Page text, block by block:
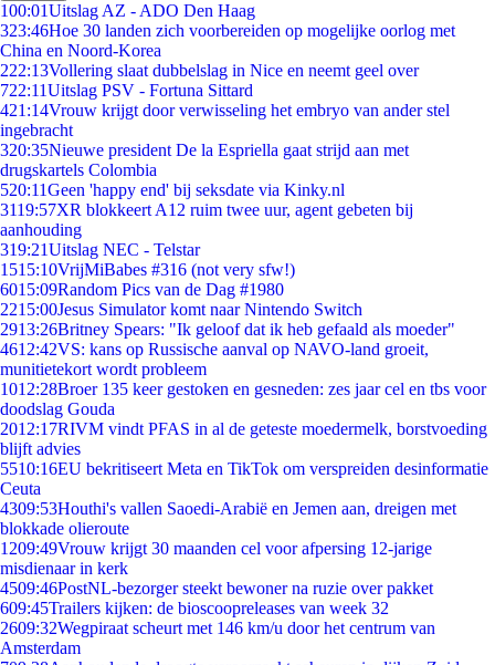
100:01Uitslag AZ - ADO Den Haag
323:46Hoe 30 landen zich voorbereiden op mogelijke oorlog met
China en Noord-Korea
222:13Vollering slaat dubbelslag in Nice en neemt geel over
722:11Uitslag PSV - Fortuna Sittard
421:14Vrouw krijgt door verwisseling het embryo van ander stel
ingebracht
320:35Nieuwe president De la Espriella gaat strijd aan met
drugskartels Colombia
520:11Geen 'happy end' bij seksdate via Kinky.nl
3119:57XR blokkeert A12 ruim twee uur, agent gebeten bij
aanhouding
319:21Uitslag NEC - Telstar
1515:10VrijMiBabes #316 (not very sfw!)
6015:09Random Pics van de Dag #1980
2215:00Jesus Simulator komt naar Nintendo Switch
2913:26Britney Spears: "Ik geloof dat ik heb gefaald als moeder"
4612:42VS: kans op Russische aanval op NAVO-land groeit,
munitietekort wordt probleem
1012:28Broer 135 keer gestoken en gesneden: zes jaar cel en tbs voor
doodslag Gouda
2012:17RIVM vindt PFAS in al de geteste moedermelk, borstvoeding
blijft advies
5510:16EU bekritiseert Meta en TikTok om verspreiden desinformatie
Ceuta
4309:53Houthi's vallen Saoedi-Arabië en Jemen aan, dreigen met
blokkade olieroute
1209:49Vrouw krijgt 30 maanden cel voor afpersing 12-jarige
misdienaar in kerk
4509:46PostNL-bezorger steekt bewoner na ruzie over pakket
609:45Trailers kijken: de bioscoopreleases van week 32
2609:32Wegpiraat scheurt met 146 km/u door het centrum van
Amsterdam